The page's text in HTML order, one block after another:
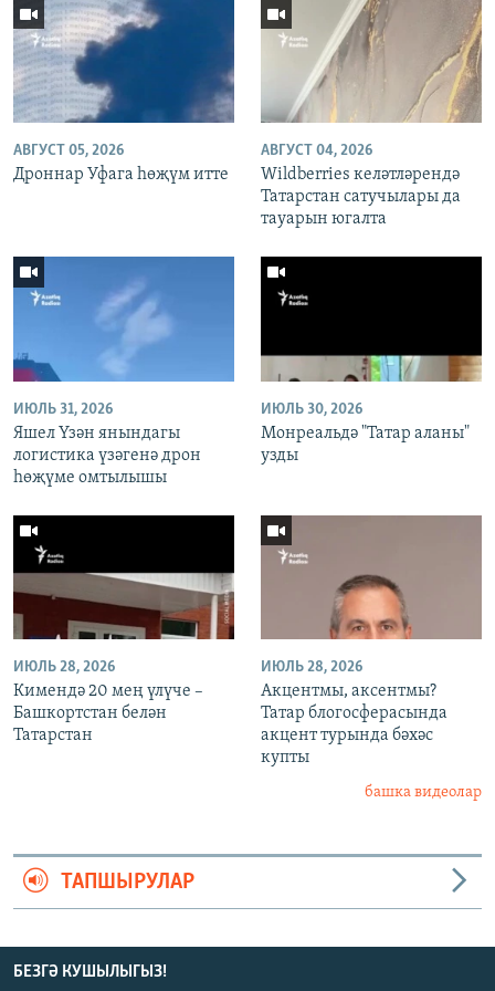
АВГУСТ 05, 2026
Дроннар Уфага һөҗүм итте
АВГУСТ 04, 2026
Wildberries келәтләрендә
Татарстан сатучылары да
тауарын югалта
ИЮЛЬ 31, 2026
Яшел Үзән янындагы
логистика үзәгенә дрон
һөҗүме омтылышы
ИЮЛЬ 30, 2026
Монреальдә "Татар аланы"
узды
ИЮЛЬ 28, 2026
Кимендә 20 мең үлүче –
Башкортстан белән
Татарстан
ИЮЛЬ 28, 2026
Акцентмы, аксентмы?
Татар блогосферасында
акцент турында бәхәс
купты
башка видеолар
ТАПШЫРУЛАР
БЕЗГӘ КУШЫЛЫГЫЗ!